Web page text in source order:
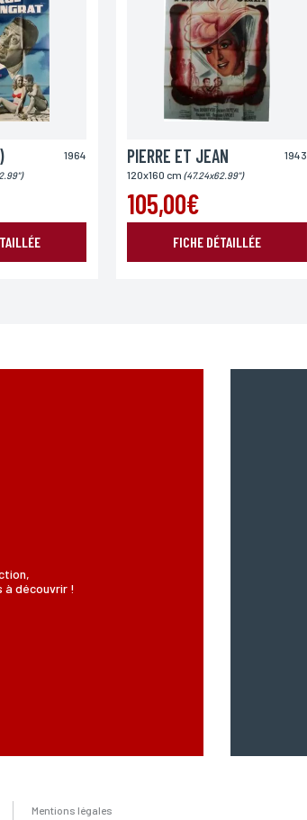
Code postal
Pays
1964 1943
PIERRE ET JEAN
120x160 cm (47.24x62.99")
105,00€
FICHE DÉTAILLÉE
découvrir !
Mentions légales